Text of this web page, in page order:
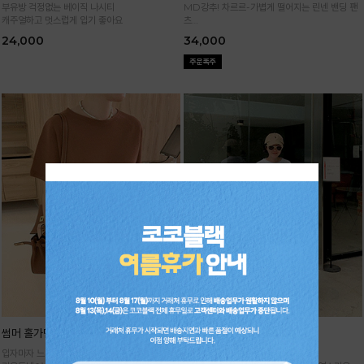
부유방 걱정없는 베이직 나시티
캐주얼하고 멋스럽게 입기 좋아요
24,000
MD강추! 차르르-가볍게 떨어지는 린넨 밴딩 팬
츠
34,000
썸머 홀가먼트 니트
입자마자 느껴지는 고급스러움,
기획 썸머 하렘 팬츠